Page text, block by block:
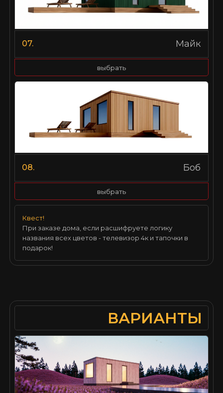
Квест!
При заказе дома, если расшифруете логику
названия всех цветов - телевизор 4к и тапочки в
подарок!
Майк
выбрать
07.
Боб
выбрать
08.
ВАРИАНТЫ